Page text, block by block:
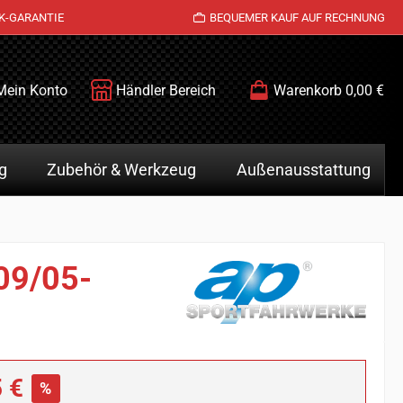
GARANTIE BEQUEMER KAUF AUF RECHNUNG
Konto Händler Bereich Warenkorb 0,00 €
Zubehör & Werkzeug Außenausstattung
05-
€ %